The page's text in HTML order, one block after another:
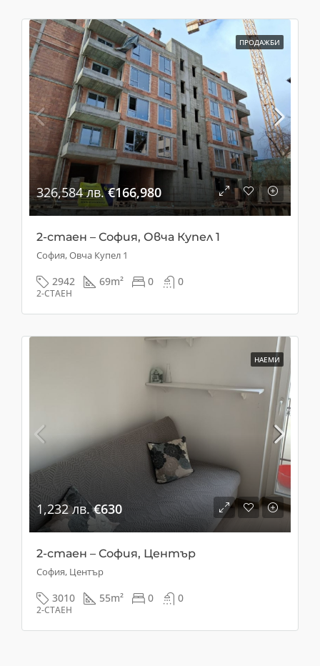
ПРОДАЖБИ
326,584 лв.€166,980
2-стаен – София, Овча Купел 1
София, Овча Купел 1
2942 69m² 0 0
2-СТАЕН
НАЕМИ
1,232 лв.€630
2-стаен – София, Център
София, Център
3010 55m² 0 0
2-СТАЕН